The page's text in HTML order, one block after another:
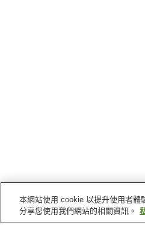
本網站使用 cookie 以提升使用者體
分享您使用我們網站的相關資訊。